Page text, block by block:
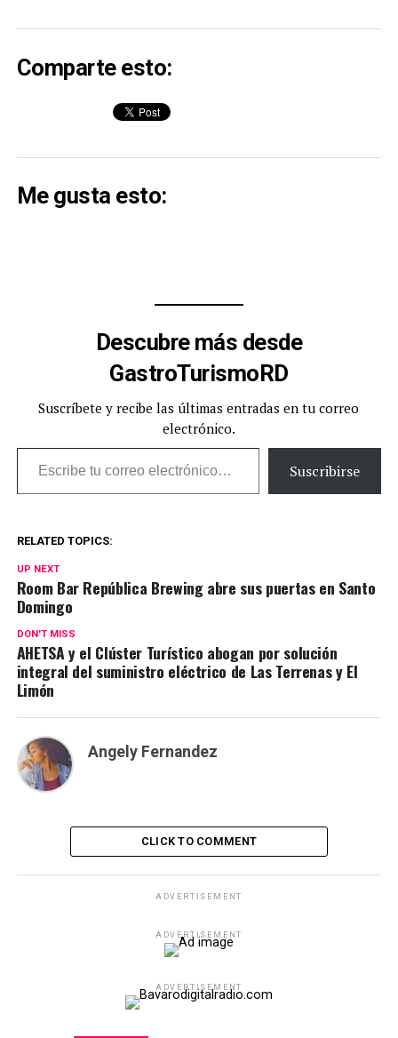
Comparte esto:
Me gusta esto:
Descubre más desde
GastroTurismoRD
Suscríbete y recibe las últimas entradas en tu correo
electrónico.
Escribe tu correo electrónico…
Suscribirse
RELATED TOPICS:
UP NEXT
Room Bar República Brewing abre sus puertas en Santo
Domingo
DON'T MISS
AHETSA y el Clúster Turístico abogan por solución
integral del suministro eléctrico de Las Terrenas y El
Limón
Angely Fernandez
CLICK TO COMMENT
ADVERTISEMENT
ADVERTISEMENT
ADVERTISEMENT